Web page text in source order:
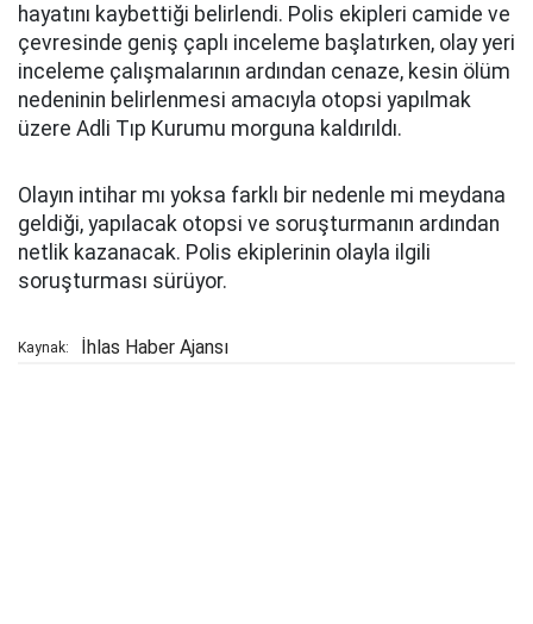
hayatını kaybettiği belirlendi. Polis ekipleri camide ve
çevresinde geniş çaplı inceleme başlatırken, olay yeri
inceleme çalışmalarının ardından cenaze, kesin ölüm
nedeninin belirlenmesi amacıyla otopsi yapılmak
üzere Adli Tıp Kurumu morguna kaldırıldı.
Olayın intihar mı yoksa farklı bir nedenle mi meydana
geldiği, yapılacak otopsi ve soruşturmanın ardından
netlik kazanacak. Polis ekiplerinin olayla ilgili
soruşturması sürüyor.
Kaynak: İhlas Haber Ajansı